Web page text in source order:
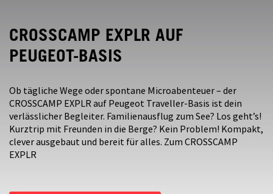
CROSSCAMP EXPLR AUF
PEUGEOT-BASIS
Ob tägliche Wege oder spontane Microabenteuer – der
CROSSCAMP EXPLR auf Peugeot Traveller-Basis ist dein
verlässlicher Begleiter. Familienausflug zum See? Los geht’s!
Kurztrip mit Freunden in die Berge? Kein Problem! Kompakt,
clever ausgebaut und bereit für alles. Zum CROSSCAMP
EXPLR